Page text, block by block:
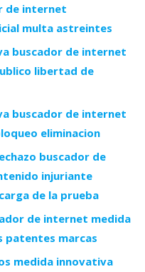
de internet
multa astreintes
buscador de internet
libertad de
buscador de internet
eliminacion
buscador de
injuriante
de la prueba
de internet medida
patentes marcas
medida innovativa